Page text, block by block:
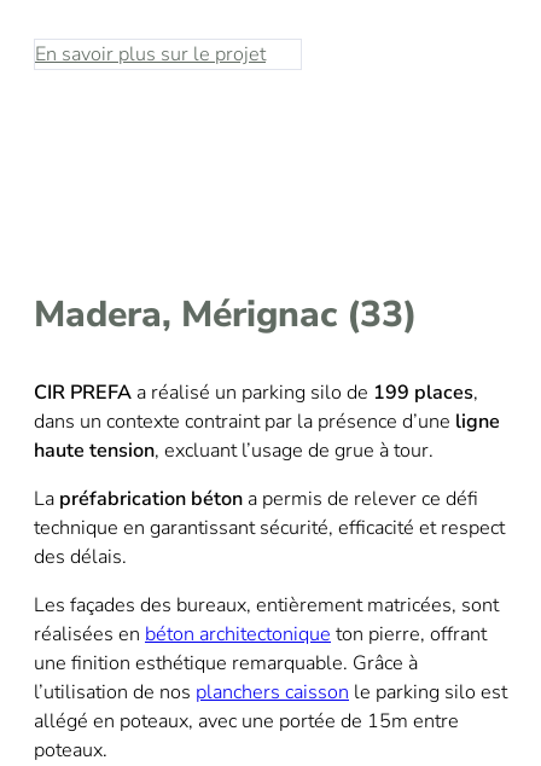
En savoir plus sur le projet
Madera, Mérignac (33)
CIR PREFA a réalisé un parking silo de 199 places,
dans un contexte contraint par la présence d’une ligne
haute tension, excluant l’usage de grue à tour.
La préfabrication béton a permis de relever ce défi
technique en garantissant sécurité, efficacité et respect
des délais.
Les façades des bureaux, entièrement matricées, sont
réalisées en béton architectonique ton pierre, offrant
une finition esthétique remarquable. Grâce à
l’utilisation de nos planchers caisson le parking silo est
allégé en poteaux, avec une portée de 15m entre
poteaux.